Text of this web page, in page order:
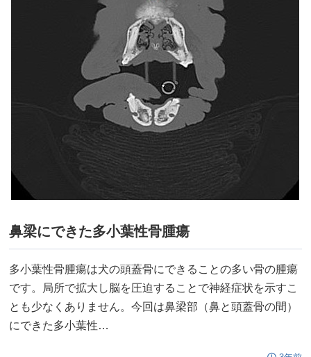
鼻梁にできた多小葉性骨腫瘍
多小葉性骨腫瘍は犬の頭蓋骨にできることの多い骨の腫瘍
です。局所で拡大し脳を圧迫することで神経症状を示すこ
とも少なくありません。今回は鼻梁部（鼻と頭蓋骨の間）
にできた多小葉性…